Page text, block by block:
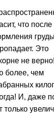
что после
Это
не
более, чем
И, даже
только